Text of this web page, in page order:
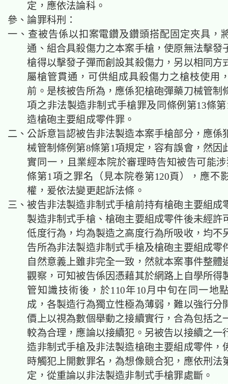
定，應依法論科。
參、論罪科刑：
一、查被告係以扣案電鑽及鑽頭搭配固定夾具，
通、組合具殺傷力之本案手槍，使原無法擊發
槍得以擊發子彈而創設其殺傷力，另以相同方
屬槍管貫通，可供組成具殺傷力之槍枝使用
前。是核被告所為，應係犯槍砲彈藥刀械管制
項之非法製造非制式手槍罪及同條例第13條
造槍砲主要組成零件罪。
二、公訴意旨認被告非法製造本案手槍部分，應係
械管制條例第8條第1項規定，容有誤會，然因
實同一，且業經本院於審理時告知被告可能
條第1項之罪名（見本院卷第120頁），應不
權，爰依法變更起訴法條。
三、被告非法製造非制式手槍前持有槍砲主要組成
製造非制式手槍、槍砲主要組成零件後未經許
低度行為，均為製造之高度行為所吸收，均不
告所為非法製造非制式手槍及槍砲主要組成零
自然意義上雖非完全一致，然就本案事件整體
觀察，可知被告係因憑藉其於網路上自學所得
管知識技術後，於110年10月中旬在同一地
成，各製造行為獨立性極為薄弱，難以強行分
價上以視為數個舉動之接續實行，合為包括之
較為合理，應論以接續犯。另被告以接續之一
造非制式手槍及非法製造槍砲主要組成零件，
時觸犯上開數罪名，為想像競合犯，應依刑法
定，從重論以非法製造非制式手槍罪處斷。